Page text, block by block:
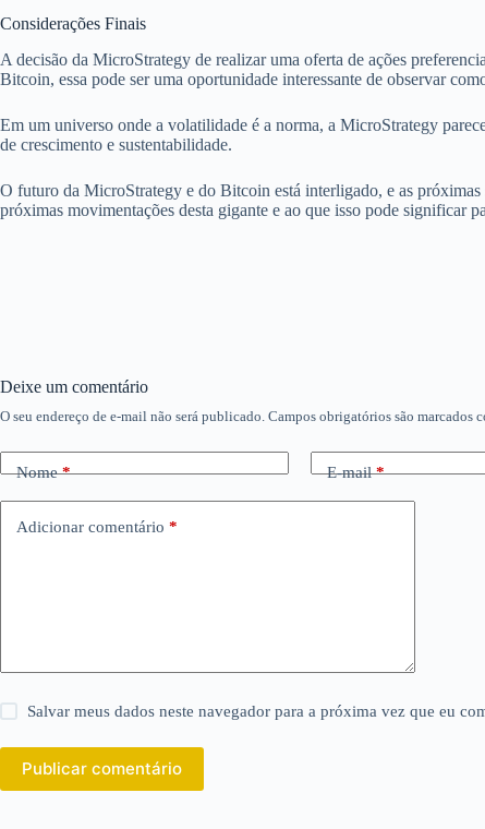
Considerações Finais
A decisão da MicroStrategy de realizar uma oferta de ações
Bitcoin, essa pode ser uma oportunidade interessante de observar
Em um universo onde a volatilidade é a norma, a MicroStrategy
de crescimento e sustentabilidade.
O futuro da MicroStrategy e do Bitcoin está interligado, e as próximas
próximas movimentações desta gigante e ao que isso pode significar
Deixe um comentário
O seu endereço de e-mail não será publicado. Campos obrigatórios são marcados
Nome* E-mail*
Adicionar comentário *
Salvar meus dados neste navegador para a próxima vez que eu
Publicar comentário